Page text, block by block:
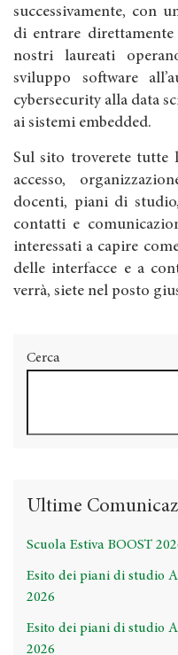
successivamente, con
di entrare
nostri laureati
sviluppo software
cybersecurity alla data
ai sistemi embedded.
Sul sito troverete tutte
accesso,
docenti, piani di
contatti e
interessati a capire
delle interfacce e a
verrà, siete nel posto
Cerca
Ultime
Scuola Estiva BOOST
Esito dei piani di studio
2026
Esito dei piani di studio
2026